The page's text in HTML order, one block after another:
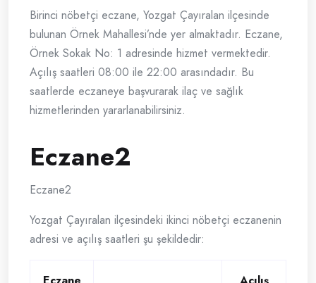
Birinci nöbetçi eczane, Yozgat Çayıralan ilçesinde
bulunan Örnek Mahallesi’nde yer almaktadır. Eczane,
Örnek Sokak No: 1 adresinde hizmet vermektedir.
Açılış saatleri 08:00 ile 22:00 arasındadır. Bu
saatlerde eczaneye başvurarak ilaç ve sağlık
hizmetlerinden yararlanabilirsiniz.
Eczane2
Eczane2
Yozgat Çayıralan ilçesindeki ikinci nöbetçi eczanenin
adresi ve açılış saatleri şu şekildedir: